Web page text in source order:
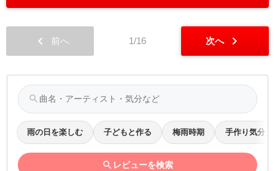
chevron_left 前へ 1/16 次へ chevron_right
search
雨の日を楽しむ 子どもと作る 梅雨時期 手作り気分
search レビューを検索